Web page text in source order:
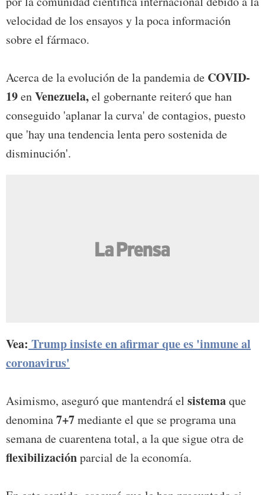
velocidad de los ensayos y la poca información
sobre el fármaco.
Acerca de la evolución de la pandemia de COVID-
19enVenezuela,el gobernante reiteró que han
conseguido 'aplanar la curva' de contagios, puesto
que 'hay una tendencia lenta pero sostenida de
disminución'.
Vea: Trump insiste en afirmar que es 'inmune al
coronavirus'
Asimismo, aseguró que mantendrá el sistemaque
denomina7+7mediante el que se programa una
semana de cuarentena total, a la que sigue otra de
flexibilizaciónparcial de la economía.